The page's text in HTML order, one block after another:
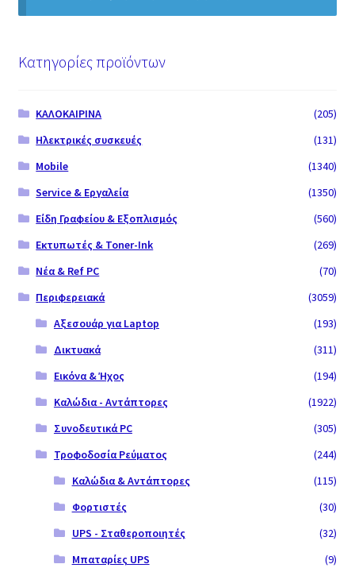
Κατηγορίες προϊόντων
ΚΑΛΟΚΑΙΡΙΝΑ
(205)
Ηλεκτρικές συσκευές
(131)
Mobile
(1340)
Service & Εργαλεία
(1350)
Είδη Γραφείου & Εξοπλισμός
(560)
Εκτυπωτές & Toner-Ink
(269)
Νέα & Ref PC
(70)
Περιφερειακά
(3059)
Αξεσουάρ για Laptop
(193)
Δικτυακά
(311)
Εικόνα & Ήχος
(194)
Καλώδια - Αντάπτορες
(1922)
Συνοδευτικά PC
(305)
Τροφοδοσία Ρεύματος
(244)
Καλώδια & Αντάπτορες
(115)
Φορτιστές
(30)
UPS - Σταθεροποιητές
(32)
Μπαταρίες UPS
(9)